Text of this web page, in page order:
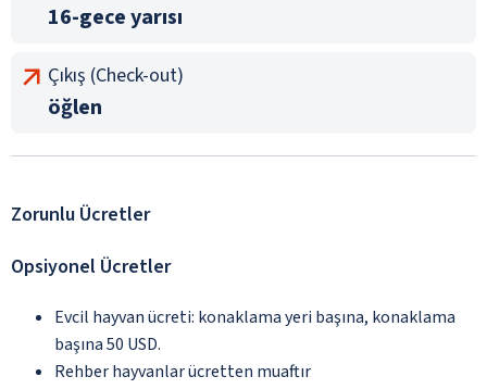
16-gece yarısı
Çıkış (Check-out)
öğlen
Zorunlu Ücretler
Opsiyonel Ücretler
Evcil hayvan ücreti: konaklama yeri başına, konaklama
başına 50 USD.
Rehber hayvanlar ücretten muaftır